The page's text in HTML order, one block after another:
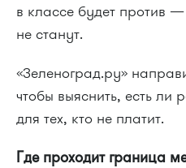
в классе будет против
не станут.
«Зеленоград.ру»
чтобы выяснить, есть ли
для тех, кто не платит.
Где проходит граница